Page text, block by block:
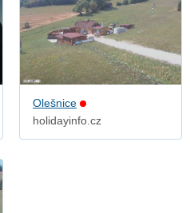
Olešnice
holidayinfo.cz